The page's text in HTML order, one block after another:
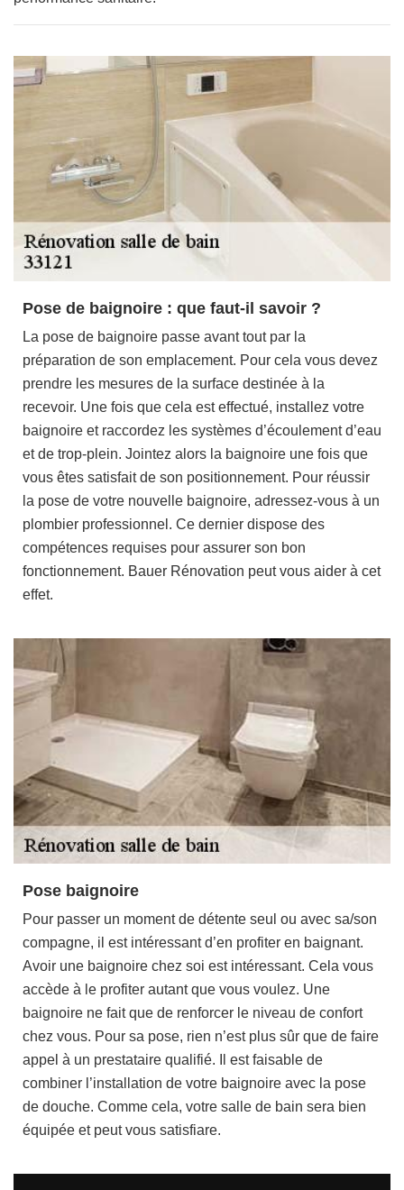
Pose de baignoire : que faut-il savoir ?
La pose de baignoire passe avant tout par la
préparation de son emplacement. Pour cela vous devez
prendre les mesures de la surface destinée à la
recevoir. Une fois que cela est effectué, installez votre
baignoire et raccordez les systèmes d’écoulement d’eau
et de trop-plein. Jointez alors la baignoire une fois que
vous êtes satisfait de son positionnement. Pour réussir
la pose de votre nouvelle baignoire, adressez-vous à un
plombier professionnel. Ce dernier dispose des
compétences requises pour assurer son bon
fonctionnement. Bauer Rénovation peut vous aider à cet
effet.
Pose baignoire
Pour passer un moment de détente seul ou avec sa/son
compagne, il est intéressant d’en profiter en baignant.
Avoir une baignoire chez soi est intéressant. Cela vous
accède à le profiter autant que vous voulez. Une
baignoire ne fait que de renforcer le niveau de confort
chez vous. Pour sa pose, rien n’est plus sûr que de faire
appel à un prestataire qualifié. Il est faisable de
combiner l’installation de votre baignoire avec la pose
de douche. Comme cela, votre salle de bain sera bien
équipée et peut vous satisfiare.